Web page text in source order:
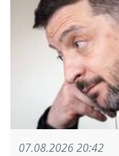
07.08.2026 20:42